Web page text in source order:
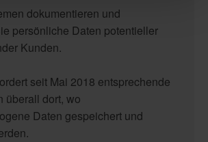
dokumentieren und
persönliche Daten potentieller
Kunden.
seit Mai 2018 entsprechende
überall dort, wo
Daten gespeichert und